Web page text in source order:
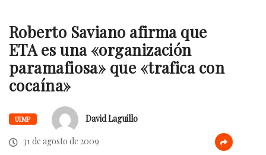
Roberto Saviano afirma que
ETA es una «organización
paramafiosa» que «trafica con
cocaína»
UIMP
David Laguillo
31 de agosto de 2009